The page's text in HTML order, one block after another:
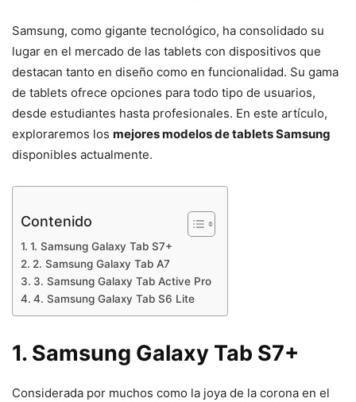
Samsung, como gigante tecnológico, ha consolidado su
lugar en el mercado de las tablets con dispositivos que
destacan tanto en diseño como en funcionalidad. Su gama
de tablets ofrece opciones para todo tipo de usuarios,
desde estudiantes hasta profesionales. En este artículo,
exploraremos los mejores modelos de tablets Samsung
disponibles actualmente.
Contenido
1. Samsung Galaxy Tab S7+
2. Samsung Galaxy Tab A7
3. Samsung Galaxy Tab Active Pro
4. Samsung Galaxy Tab S6 Lite
1. Samsung Galaxy Tab S7+
Considerada por muchos como la joya de la corona en el